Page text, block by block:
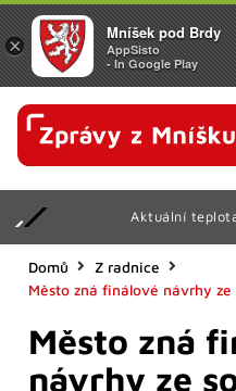
Aktuální
Domů
Z radnice
Město zná finálové návrhy
Město zná
návrhy ze
×
Mníšek pod Brdy
AppSisto
- In Google Play